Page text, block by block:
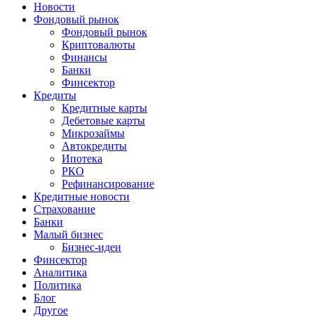
Новости
Фондовый рынок
Фондовый рынок
Криптовалюты
Финансы
Банки
Финсектор
Кредиты
Кредитные карты
Дебетовые карты
Микрозаймы
Автокредиты
Ипотека
РКО
Рефинансирование
Кредитные новости
Страхование
Банки
Малый бизнес
Бизнес-идеи
Финсектор
Аналитика
Политика
Блог
Другое